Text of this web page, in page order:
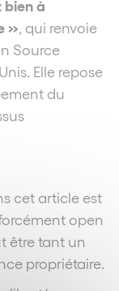
bien à
» , qui renvoie
Source
Elle repose
du
cet article est
open
être tant un
propriétaire.